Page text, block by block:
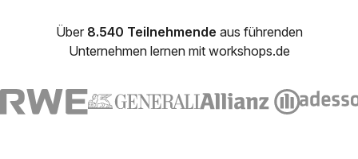
Über 8.540 Teilnehmende aus führenden
Unternehmen lernen mit workshops.de